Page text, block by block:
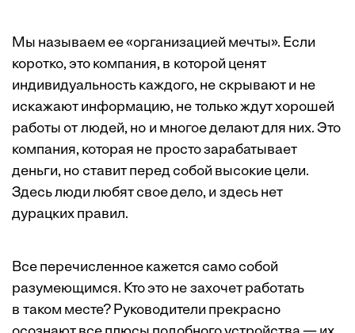
Мы называем ее «организацией мечты». Если
коротко, это компания, в которой ценят
индивидуальность каждого, не скрывают и не
искажают информацию, не только ждут хорошей
работы от людей, но и многое делают для них. Это
компания, которая не просто зарабатывает
деньги, но ставит перед собой высокие цели.
Здесь люди любят свое дело, и здесь нет
дурацких правил.
Все перечисленное кажется само собой
разумеющимся. Кто это не захочет работать
в таком месте? Руководители прекрасно